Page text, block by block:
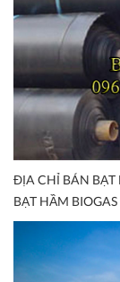
ĐỊA CHỈ BÁN BẠT
BẠT HẦM